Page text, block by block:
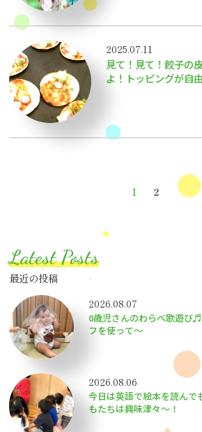
2025.07.11
見て！見て！餃子の
よ！トッピングが自
の
ペ
ジ
送
り
1 Page
2
Latest Posts
最近の投稿
2026.08.07
0歳児さんのわらべ歌遊び
フを使って～
2026.08.06
今日は英語で絵本を読んで
もたちは興味津々〜！